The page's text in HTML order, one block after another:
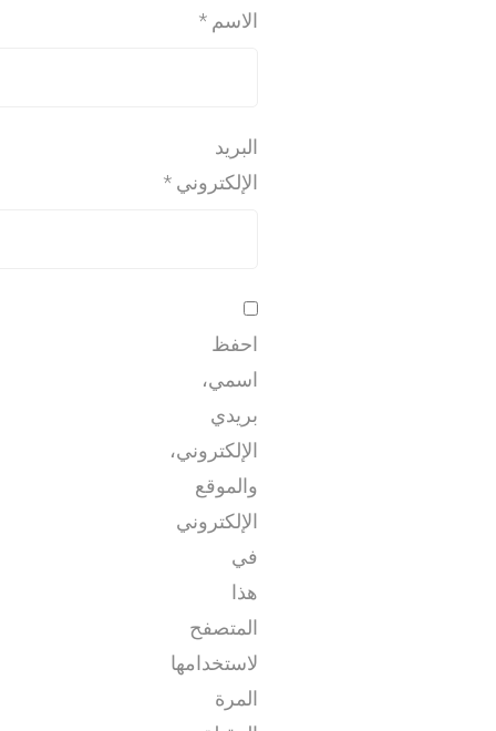
الاسم *
البريد
الإلكتروني *
احفظ
اسمي،
بريدي
الإلكتروني،
والموقع
الإلكتروني
في
هذا
المتصفح
لاستخدامها
المرة